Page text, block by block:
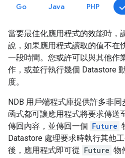
Go Java PHP
當要最佳化應用程式的效能時，
說，如果應用程式讀取的值不在
一段時間。您或許可以與其他作
作，或並行執行幾個 Datastore
度。
NDB 用戶端程式庫提供許多非
函式都可讓應用程式將要求傳送
傳回內容，並傳回一個 Future
Datastore 處理要求時執行其他
後，應用程式即可從 Future 物